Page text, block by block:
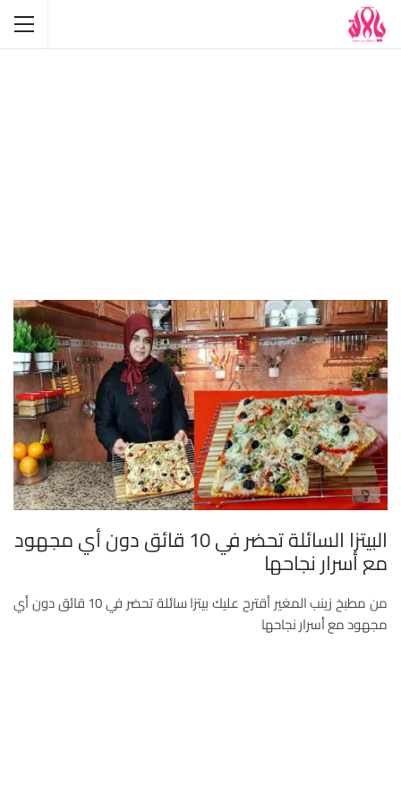
البيتزا السائلة تحضر في 10 قائق دون أي مجهود
مع أسرار نجاحها
من مطبخ زينب المغير أقترح عليك بيتزا سائلة تحضر في 10 قائق دون أي
مجهود مع أسرار نجاحها